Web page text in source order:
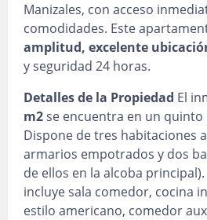
Manizales, con acceso
comodidades. Este
amplitud, excelente
y seguridad 24 horas.
Detalles de la Propiedad El
m2se encuentra en un quinto
Dispone de tres habitaciones
armarios empotrados y dos
de ellos en la alcoba principal).
incluye sala comedor, cocina
estilo americano, comedor